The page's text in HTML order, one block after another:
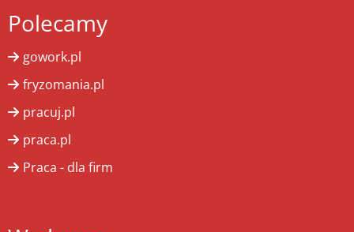
Polecamy
gowork.pl
fryzomania.pl
pracuj.pl
praca.pl
Praca - dla firm